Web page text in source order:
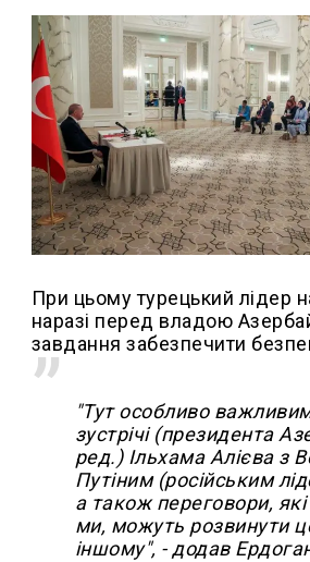
При цьому турецький лідер
наразі перед владою
завдання забезпечити
"Тут особливо
зустрічі (президента
ред.) Ільхама Алієва з
Путіним (російським
а також переговори,
ми, можуть розвинути
іншому", - додав